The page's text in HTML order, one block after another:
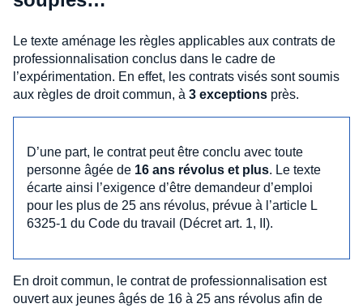
Le texte aménage les règles applicables aux contrats de
professionnalisation conclus dans le cadre de
l’expérimentation. En effet, les contrats visés sont soumis
aux règles de droit commun, à 3 exceptions près.
D’une part, le contrat peut être conclu avec toute
personne âgée de 16 ans révolus et plus. Le texte
écarte ainsi l’exigence d’être demandeur d’emploi
pour les plus de 25 ans révolus, prévue à l’article L
6325-1 du Code du travail (Décret art. 1, II).
En droit commun, le contrat de professionnalisation est
ouvert aux jeunes âgés de 16 à 25 ans révolus afin de